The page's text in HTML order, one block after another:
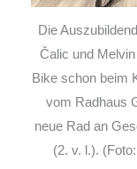
Die
Čalic und
Bike schon beim
vom Radhaus
neue Rad an
(2. v. l.).